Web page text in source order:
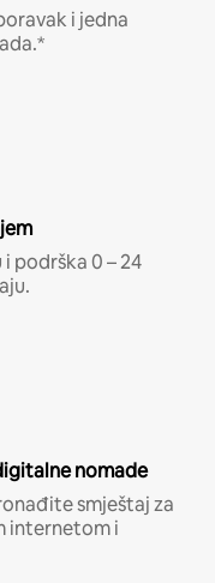
i jedna
podrška 0 – 24
nomade
smještaj za
internetom i